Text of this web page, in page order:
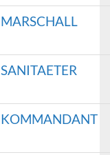
MARSCHALL
SANITAETER
KOMMANDANT